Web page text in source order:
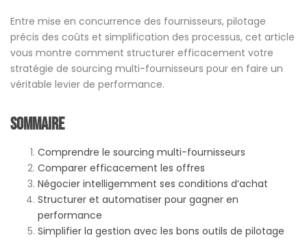
Entre mise en concurrence des fournisseurs, pilotage
précis des coûts et simplification des processus, cet article
vous montre comment structurer efficacement votre
stratégie de sourcing multi-fournisseurs pour en faire un
véritable levier de performance.
SOMMAIRE
Comprendre le sourcing multi-fournisseurs
Comparer efficacement les offres
Négocier intelligemment ses conditions d’achat
Structurer et automatiser pour gagner en
performance
Simplifier la gestion avec les bons outils de pilotage